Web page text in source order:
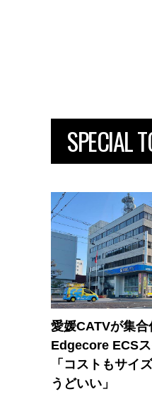
SPECIAL
愛媛CATVが集合
Edgecore ECS
「コストもサイ
うどいい」